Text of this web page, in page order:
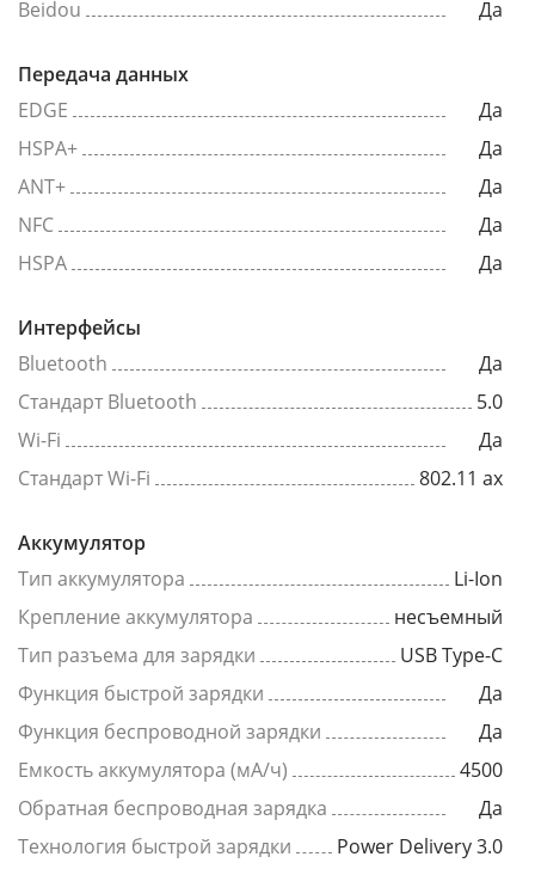
Beidou
Да
Передача данных
EDGE
Да
HSPA+
Да
ANT+
Да
NFC
Да
HSPA
Да
Интерфейсы
Bluetooth
Да
Стандарт Bluetooth
5.0
Wi-Fi
Да
Стандарт Wi-Fi
802.11 ax
Аккумулятор
Тип аккумулятора
Li-Ion
Крепление аккумулятора
несъемный
Тип разъема для зарядки
USB Type-C
Функция быстрой зарядки
Да
Функция беспроводной зарядки
Да
Емкость аккумулятора (мА/ч)
4500
Обратная беспроводная зарядка
Да
Технология быстрой зарядки
Power Delivery 3.0